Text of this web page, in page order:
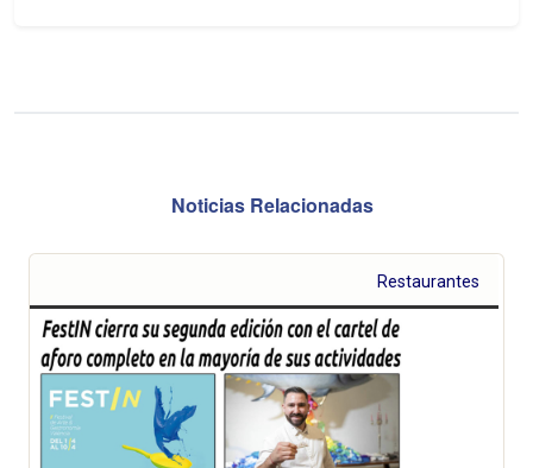
Noticias Relacionadas
Restaurantes